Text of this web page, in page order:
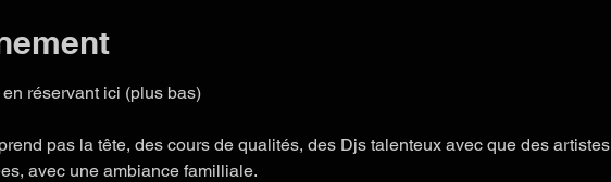
réservant ici (plus bas)
pas la tête, des cours de qualités, des Djs talenteux avec que des artistes
avec une ambiance familliale.